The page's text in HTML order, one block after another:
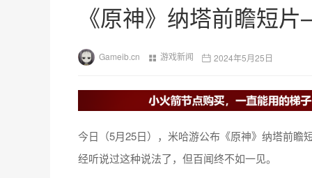
《原神》纳塔前瞻短
Gameib.cn 游戏新闻 2024年5月25日
今日（5月25日），米哈游公布《原神》纳塔前
经听说过这种说法了，但百闻终不如一见。